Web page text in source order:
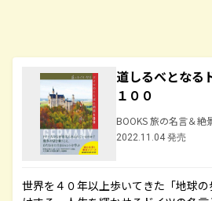
道しるべとなる
１００
BOOKS 旅の名言＆絶
2022.11.04 発売
世界を４０年以上歩いてきた「地球